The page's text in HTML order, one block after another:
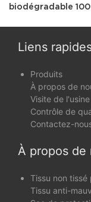
biodégradable 100
d'emballage
Liens
Produits
À propos de
Visite de l'usine
Contrôle de
Contactez-
À propos de
Tissu non
Tissu anti-